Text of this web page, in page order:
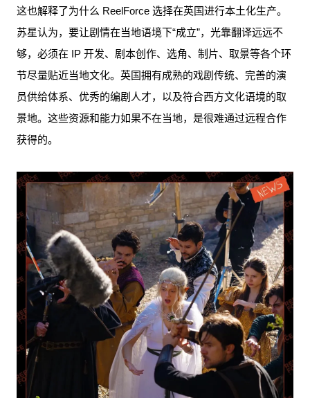
这也解释了为什么 ReelForce 选择在英国进行本土化生产。
苏星认为，要让剧情在当地语境下“成立”，光靠翻译远远不
够，必须在 IP 开发、剧本创作、选角、制片、取景等各个环
节尽量贴近当地文化。英国拥有成熟的戏剧传统、完善的演
员供给体系、优秀的编剧人才，以及符合西方文化语境的取
景地。这些资源和能力如果不在当地，是很难通过远程合作
获得的。